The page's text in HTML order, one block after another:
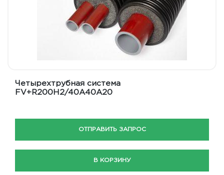
Четырехтрубная система
FV+R200H2/40A40A20
ОТПРАВИТЬ ЗАПРОС
В КОРЗИНУ